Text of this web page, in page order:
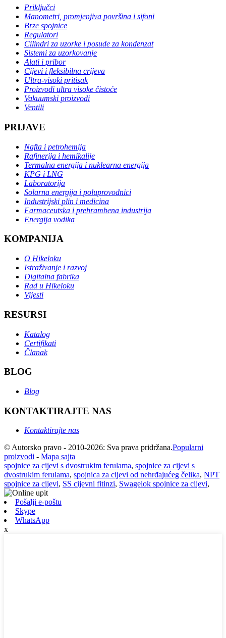
Priključci
Manometri, promjenjiva površina i sifoni
Brze spojnice
Regulatori
Cilindri za uzorke i posude za kondenzat
Sistemi za uzorkovanje
Alati i pribor
Cijevi i fleksibilna crijeva
Ultra-visoki pritisak
Proizvodi ultra visoke čistoće
Vakuumski proizvodi
Ventili
PRIJAVE
Nafta i petrohemija
Rafinerija i hemikalije
Termalna energija i nuklearna energija
KPG i LNG
Laboratorija
Solarna energija i poluprovodnici
Industrijski plin i medicina
Farmaceutska i prehrambena industrija
Energija vodika
KOMPANIJA
O Hikeloku
Istraživanje i razvoj
Digitalna fabrika
Rad u Hikeloku
Vijesti
RESURSI
Katalog
Certifikati
Članak
BLOG
Blog
KONTAKTIRAJTE NAS
Kontaktirajte nas
© Autorsko pravo - 2010-2026: Sva prava pridržana.Popularni
proizvodi - Mapa sajta
spojnice za cijevi s dvostrukim ferulama, spojnice za cijevi s
dvostrukim ferulama, spojnica za cijevi od nehrđajućeg čelika, NPT
spojnice za cijevi, SS cijevni fitinzi, Swagelok spojnice za cijevi,
Pošalji e-poštu
Skype
WhatsApp
x